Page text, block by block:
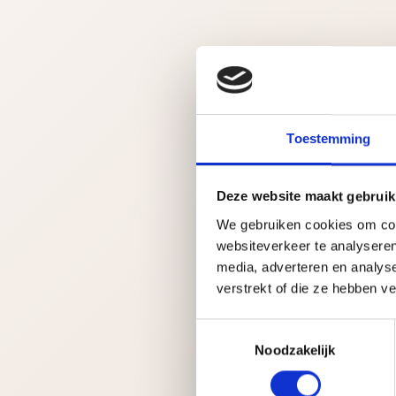
Toestemming
Deze website maakt
We gebruiken cookies om
websiteverkeer te
media, adverteren en
verstrekt of die ze hebben
Noodzakelijk